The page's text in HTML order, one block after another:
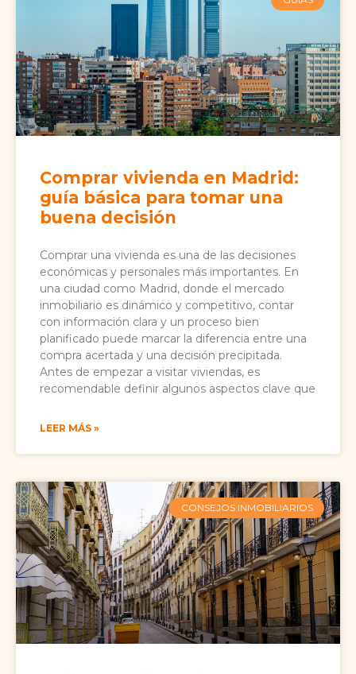
Comprar vivienda en Madrid:
guía básica para tomar una
buena decisión
Comprar una vivienda es una de las decisiones
económicas y personales más importantes. En
una ciudad como Madrid, donde el mercado
inmobiliario es dinámico y competitivo, contar
con información clara y un proceso bien
planificado puede marcar la diferencia entre una
compra acertada y una decisión precipitada.
Antes de empezar a visitar viviendas, es
recomendable definir algunos aspectos clave que
LEER MÁS »
CONSEJOS INMOBILIARIOS